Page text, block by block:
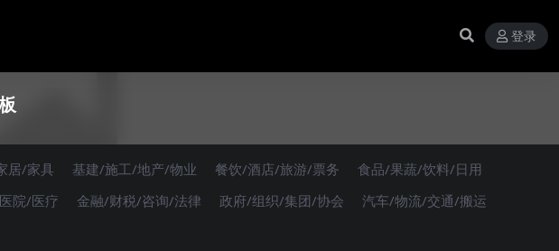
登录
居/家具 基建/施工/地产/物业 餐饮/酒店/旅游/票务
食品/果蔬/饮料/日用
院/医疗 金融/财税/咨询/法律 政府/组织/集团/协会
汽车/物流/交通/搬运